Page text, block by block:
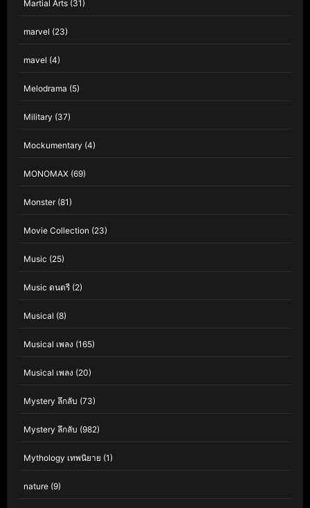
Martial Arts (31)
marvel (23)
mavel (4)
Melodrama (5)
Military (37)
Mockumentary (4)
MONOMAX (69)
Monster(81)
Movie Collection (23)
Music (25)
Music ดนตรี (2)
Musical (8)
Musical เพลง (165)
Musical เพลง (20)
Mystery ลึกลับ (73)
Mystery ลึกลับ (982)
Mythology เทพนิยาย (1)
nature (9)